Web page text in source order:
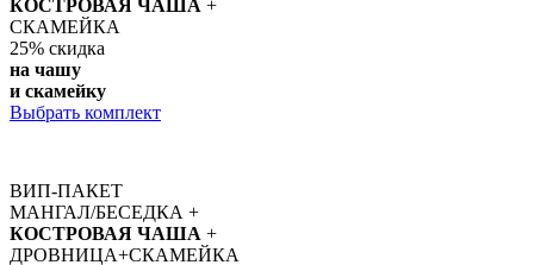
КОСТРОВАЯ ЧАША +
СКАМЕЙКА
25% скидка
на чашу
и скамейку
Выбрать комплект
ВИП-ПАКЕТ
МАНГАЛ/БЕСЕДКА +
КОСТРОВАЯ ЧАША +
ДРОВНИЦА+СКАМЕЙКА